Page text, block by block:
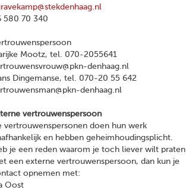
580 70 340
Mootz, tel. 070-2055641
denhaag.nl
Dingemanse, tel. 070-20 55 642
denhaag.nl
vertrouwenspersoon
vertrouwenspersonen doen hun werk
en hebben geheimhoudingsplicht.
je een reden waarom je toch liever wilt praten
een externe vertrouwenspersoon, dan kun je
opnemen met:
Oost